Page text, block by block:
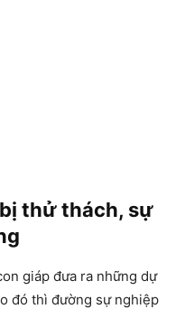
thử thách, sự
giáp đưa ra những dự
đó thì đường sự nghiệp